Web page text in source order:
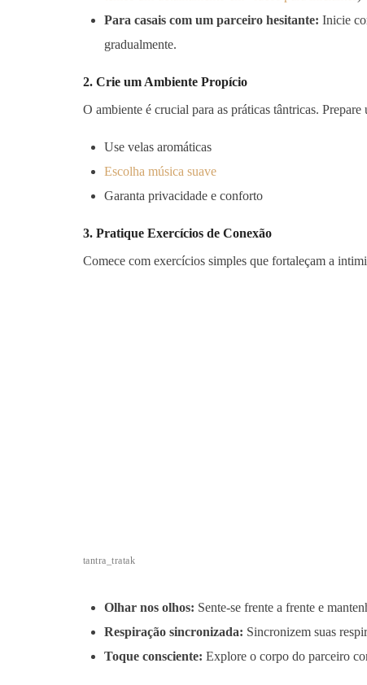
Para casais com um parceiro hesitante: Inicie
gradualmente.
2. Crie um Ambiente Propício
O ambiente é crucial para as práticas tântricas.
Use velas aromáticas
Escolha música suave
Garanta privacidade e conforto
3. Pratique Exercícios de Conexão
Comece com exercícios simples que fortaleçam a
tantra_tratak
Olhar nos olhos: Sente-se frente a frente e
Respiração sincronizada: Sincronizem suas
Toque consciente: Explore o corpo do parceiro